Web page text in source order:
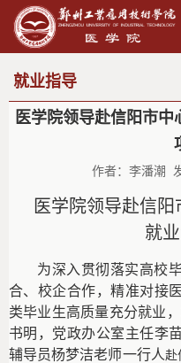
就业指导
医学院领导赴信阳市
作者：李潘潮
医学院领导赴信
就业
为深入贯彻落实高校
合、校企合作，精准对接
类毕业生高质量充分就业，
书明 ，党政办公室主任李苗
辅导员杨梦洁老师一行人赴